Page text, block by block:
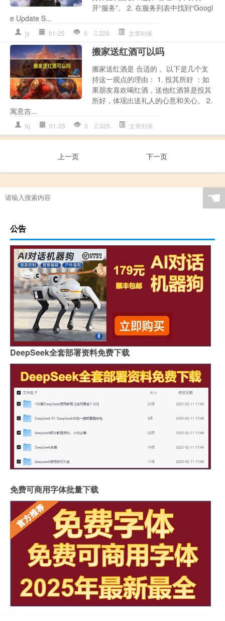
开“服务”。 2. 在服务列表中找到“Googl
e Update S...
jy 01-25 0 229 文章列表
搬家送红酒可以吗
搬家送红酒是 合适的 。以下是几个支
持这一观点的理由： 1. 投其所好 ：如
果朋友喜欢喝红酒，送他红酒算是投其
所好，体现出送礼人的心意和关心。 2.
寓意吉...
bj 01-25 0 325 文章列表
上一页 下一页
☚
公告
DeepSeek全套部署资料免费下载
免费可商用字体批量下载